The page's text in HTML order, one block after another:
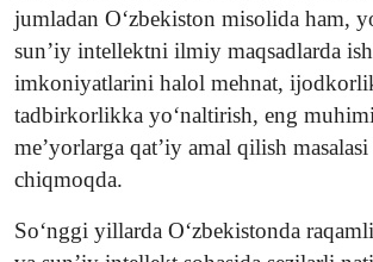
jumladan O‘zbekiston misolida ham,
sun’iy intellektni ilmiy maqsadlarda
imkoniyatlarini halol mehnat,
tadbirkorlikka yo‘naltirish, eng
me’yorlarga qat’iy amal qilish
chiqmoqda.
So‘nggi yillarda O‘zbekistonda